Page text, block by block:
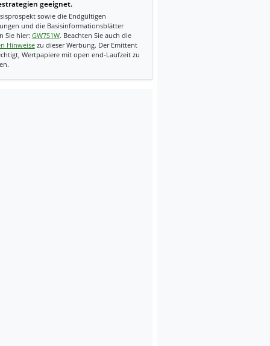
geeignet.
sowie die Endgültigen
und die Basisinformationsblätter
Sie hier: GW7S1W. Beachten Sie auch die
Hinweisezu dieser Werbung. Der Emittent
Wertpapiere mit open end-Laufzeit zu